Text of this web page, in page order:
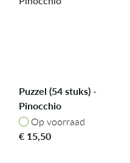
Puzzel (54 stuks) -
Pinocchio
Op voorraad
Op voorraad
€ 15,50